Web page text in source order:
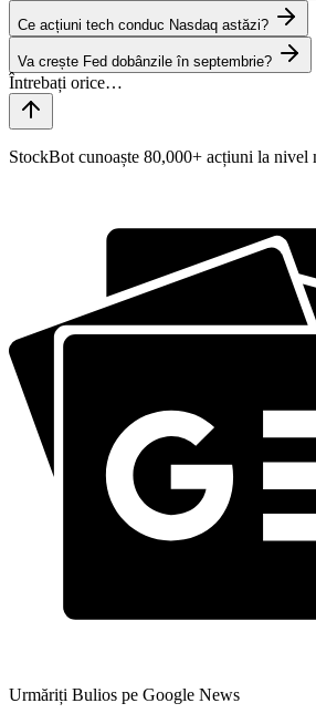
Ce acțiuni tech conduc Nasdaq astăzi?
Va crește Fed dobânzile în septembrie?
StockBot cunoaște 80,000+ acțiuni la nivel
Urmăriți Bulios pe Google News